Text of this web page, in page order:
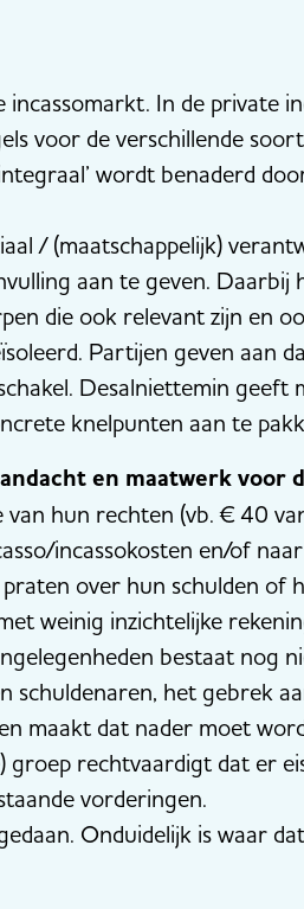
In de private
voor de verschillende
wordt benaderd
/ (maatschappelijk)
aan te geven.
die ook relevant zijn en
Partijen geven aan
Desalniettemin
knelpunten aan te
en maatwerk voor
hun rechten (vb. € 40
incassokosten en/of
over hun schulden of
weinig inzichtelijke
bestaat nog
schuldenaren, het gebrek
maakt dat nader moet
groep rechtvaardigt dat er
vorderingen.
Onduidelijk is waar